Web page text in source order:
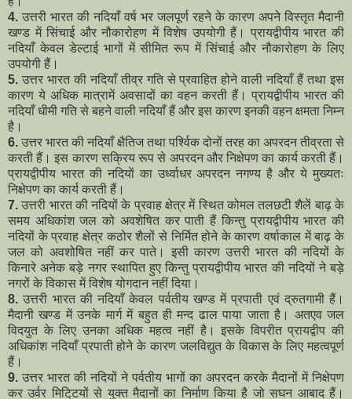
4. उत्तरी भारत की नदियाँ वर्ष भर जलपूर्ण रहने के कारण अपने विस्तृत मैदानी
खण्ड में सिंचाई और नौकारोहण में विशेष उपयोगी हैं। प्रायद्वीपीय भारत की
नदियाँ केवल डेल्टाई भागों में सीमित रूप में सिंचाई और नौकारोहण के लिए
उपयोगी हैं।
5. उत्तर भारत की नदियाँ तीव्र गति से प्रवाहित होने वाली नदियाँ हैं तथा इस
कारण ये अधिक मात्रामें अवसादों का वहन करती हैं। प्रायद्वीपीय भारत की
नदियाँ धीमी गति से बहने वाली नदियाँ हैं और इस कारण इनकी वहन क्षमता निम्न
है।
6. उत्तर भारत की नदियाँ क्षैतिज तथा पर्श्विक दोनों तरह का अपरदन तीव्रता से
करती हैं। इस कारण सक्रिय रूप से अपरदन और निक्षेपण का कार्य करती हैं।
प्रायद्वीपीय भारत की नदियाें का उर्ध्वाधर अपरदन नगण्य है और ये मुख्यतः
निक्षेपण का कार्य करती हैं।
7. उत्तरी भारत की नदियों के प्रवाह क्षेत्र में स्थित कोमल तलछटी शैलें बाढ़ के
समय अधिकांश जल को अवशेषित कर पाती हैं किन्तु प्रायद्वीपीय भारत की
नदियों के प्रवाह क्षेत्र कठोर शैलों से निर्मित होने के कारण वर्षाकाल में बाढ़ के
जल को अवशोषित नहीं कर पाते। इसी कारण उत्तरी भारत की नदियों के
किनारे अनेक बड़े नगर स्थापित हुए किन्तु प्रायद्वीपीय भारत की नदियों ने बड़े
नगरों के विकास में विशेष योगदान नहीं दिया।
8. उत्तरी भारत की नदियाँ केवल पर्वतीय खण्ड में प्रपाती एवं द्रुतगामी हैं।
मैदानी खण्ड में उनके मार्ग में बहुत ही मन्द ढाल पाया जाता है। अतएव जल
विदयुत के लिए उनका अधिक महत्व नहीं है। इसके विपरीत प्रायद्वीप की
अधिकांश नदियाँ प्रपाती होने के कारण जलविद्युत के विकास के लिए महत्वपूर्ण
हैं।
9. उत्तर भारत की नदियों ने पर्वतीय भागों का अपरदन करके मैदानों में निक्षेपण
कर उर्वर मिटि्टयों से युक्त मैदानों का निर्माण किया है जो सघन आबाद हैं।